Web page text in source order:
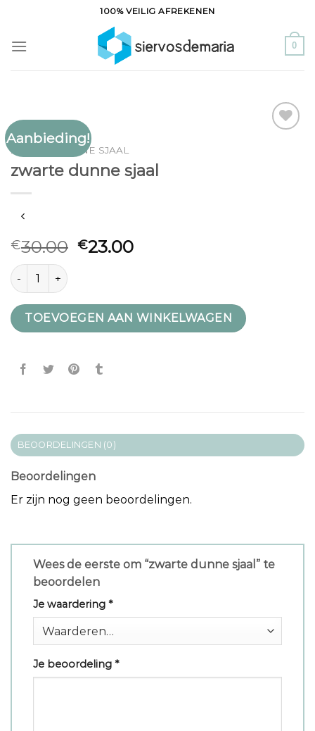
inhoud
100% VEILIG AFREKENEN
0
Aanbieding!
ZWARTE DUNNE SJAAL
zwarte dunne sjaal
€30.00 €23.00
zwarte dunne sjaal aantal
TOEVOEGEN AAN WINKELWAGEN
BEOORDELINGEN (0)
Beoordelingen
Er zijn nog geen beoordelingen.
Wees de eerste om “zwarte dunne sjaal” te
beoordelen
Je waardering *
Je beoordeling *